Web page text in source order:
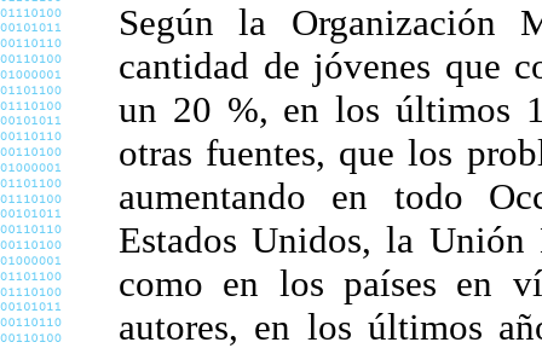
Según la Organización
cantidad de jóvenes que
un 20 %, en los últimos
otras fuentes, que los
aumentando en todo
Estados Unidos, la
como en los países en
autores, en los últimos